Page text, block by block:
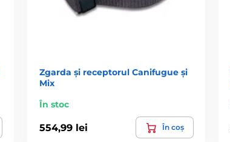
Zgarda și receptorul Canifugue și
Mix
În stoc
554,99 lei În coș